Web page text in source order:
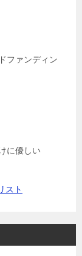
ファンディン
に優しい
スト